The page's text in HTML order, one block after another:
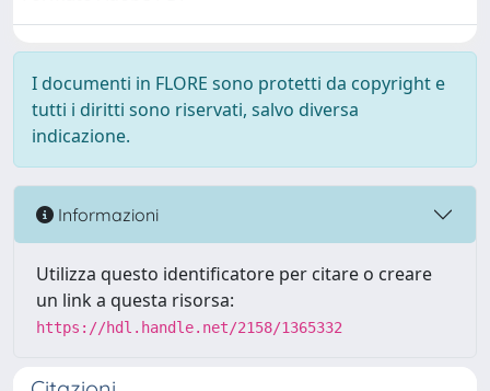
I documenti in FLORE sono protetti da copyright e
tutti i diritti sono riservati, salvo diversa
indicazione.
Informazioni
Utilizza questo identificatore per citare o creare
un link a questa risorsa:
https://hdl.handle.net/2158/1365332